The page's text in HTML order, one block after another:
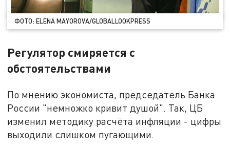
ФОТО: ELENA MAYOROVA/GLOBALLOOKPRESS
Регулятор смиряется с
обстоятельствами
По мнению экономиста, председатель Банка
России "немножко кривит душой". Так, ЦБ
изменил методику расчёта инфляции - цифры
выходили слишком пугающими.